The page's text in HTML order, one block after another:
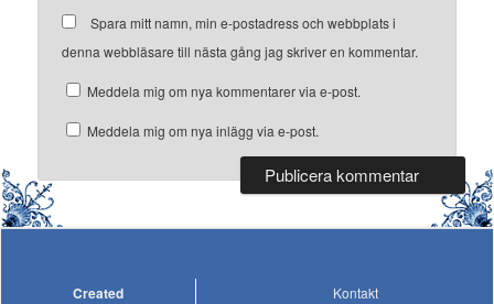
Spara mitt namn, min e-postadress och webbplats i
denna webbläsare till nästa gång jag skriver en kommentar.
Meddela mig om nya kommentarer via e-post.
Meddela mig om nya inlägg via e-post.
Created Kontakt